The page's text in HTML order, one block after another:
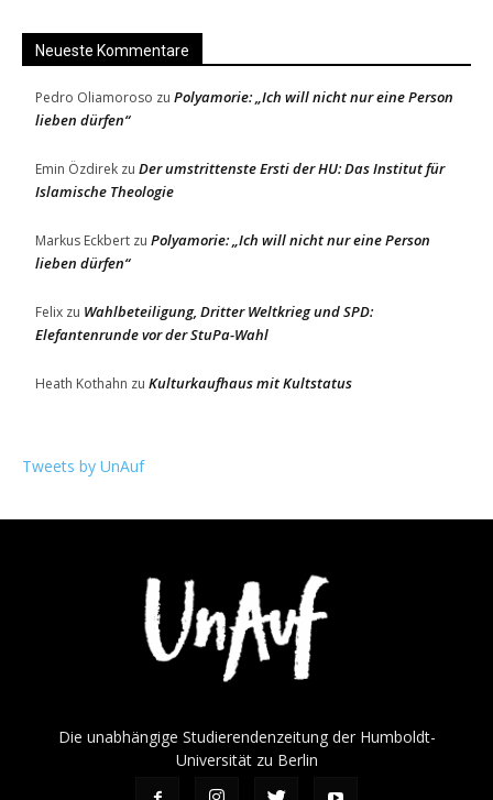
Neueste Kommentare
Pedro Oliamoroso zu Polyamorie: „Ich will nicht nur eine Person
lieben dürfen“
Emin Özdirek zu Der umstrittenste Ersti der HU: Das Institut für
Islamische Theologie
Markus Eckbert zu Polyamorie: „Ich will nicht nur eine Person
lieben dürfen“
Felix zu Wahlbeteiligung, Dritter Weltkrieg und SPD:
Elefantenrunde vor der StuPa-Wahl
Heath Kothahn zu Kulturkaufhaus mit Kultstatus
Tweets by UnAuf
Die unabhängige Studierendenzeitung der Humboldt-
Universität zu Berlin